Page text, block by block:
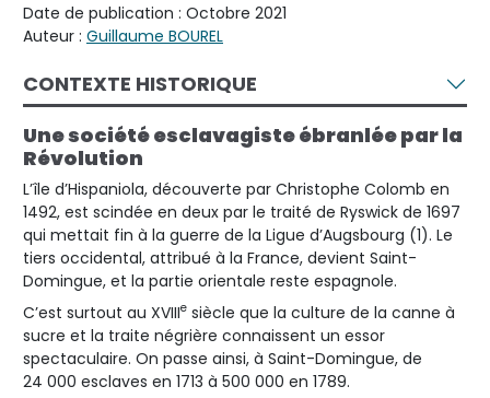
Date de publication : Octobre 2021
Auteur : Guillaume BOUREL
CONTEXTE HISTORIQUE
Une société esclavagiste ébranlée par la
Révolution
L’île d’Hispaniola, découverte par Christophe Colomb en
1492, est scindée en deux par le traité de Ryswick de 1697
qui mettait fin à la guerre de la Ligue d’Augsbourg (1). Le
tiers occidental, attribué à la France, devient Saint-
Domingue, et la partie orientale reste espagnole.
C’est surtout au XVIIIe siècle que la culture de la canne à
sucre et la traite négrière connaissent un essor
spectaculaire. On passe ainsi, à Saint-Domingue, de
24 000 esclaves en 1713 à 500 000 en 1789.